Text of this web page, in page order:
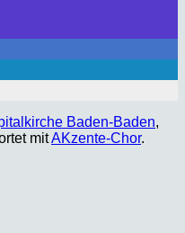
Baden-Baden,
mitAKzente-Chor.